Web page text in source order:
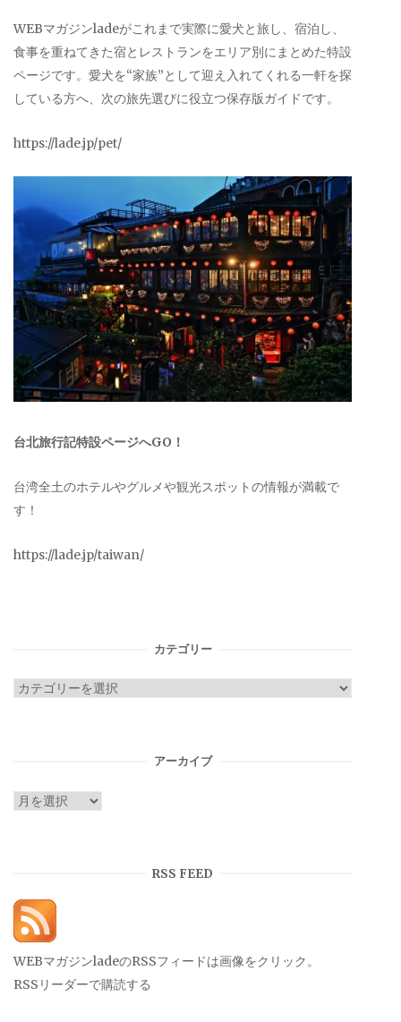
WEBマガジンladeがこれまで実際に愛犬と旅し、宿泊し、
食事を重ねてきた宿とレストランをエリア別にまとめた特設
ページです。愛犬を“家族”として迎え入れてくれる一軒を探
している方へ、次の旅先選びに役立つ保存版ガイドです。
https://lade.jp/pet/
台北旅行記特設ページへGO！
台湾全土のホテルやグルメや観光スポットの情報が満載で
す！
https://lade.jp/taiwan/
カテゴリー
カ
アーカイブ
ア
RSS FEED
WEBマガジンladeのRSSフィードは画像をクリック。
RSSリーダーで購読する